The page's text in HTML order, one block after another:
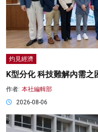
灼見經濟
K型分化 科技難解內需
作者: 本社編輯部
2026-08-06